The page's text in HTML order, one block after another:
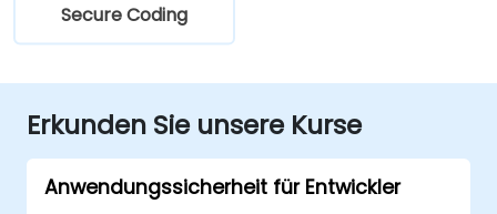
Secure Coding
Erkunden Sie unsere Kurse
Anwendungssicherheit für Entwickler